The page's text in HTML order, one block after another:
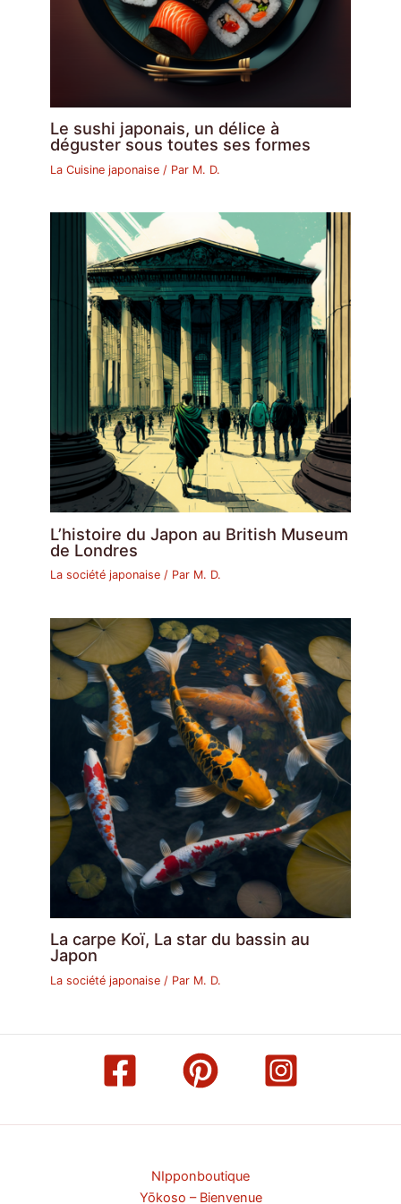
Le sushi japonais, un délice à
déguster sous toutes ses formes
La Cuisine japonaise / Par M. D.
L’histoire du Japon au British Museum
de Londres
La société japonaise / Par M. D.
La carpe Koï, La star du bassin au
Japon
La société japonaise / Par M. D.
NIpponboutique
Yōkoso – Bienvenue